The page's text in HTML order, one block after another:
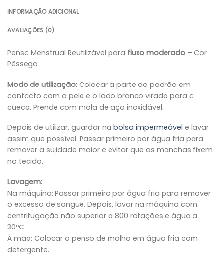
INFORMAÇÃO ADICIONAL
AVALIAÇÕES (0)
Penso Menstrual Reutilizável para fluxo moderado – Cor
Pêssego
Modo de utilização: Colocar a parte do padrão em
contacto com a pele e o lado branco virado para a
cueca. Prende com mola de aço inoxidável.
Depois de utilizar, guardar na bolsa impermeável e lavar
assim que possível. Passar primeiro por água fria para
remover a sujidade maior e evitar que as manchas fixem
no tecido.
Lavagem:
Na máquina: Passar primeiro por água fria para remover
o excesso de sangue. Depois, lavar na máquina com
centrifugação não superior a 800 rotações e água a
30ºC.
À mão: Colocar o penso de molho em água fria com
detergente.